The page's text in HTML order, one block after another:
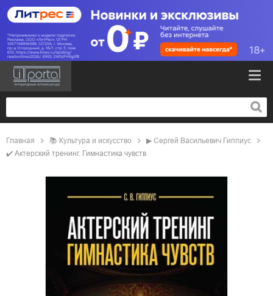
Главная 📚 культура и искусство ▶ Сергей Васильевич Гиппиус
✔️ Актерский тренинг. Гимнастика чувств